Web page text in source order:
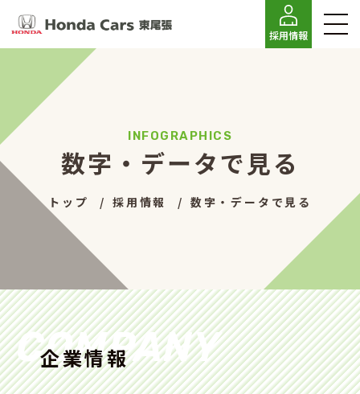
採用情報
数字・データで見る
トップ 採用情報 数字・データで見る
COMPANY
企業情報